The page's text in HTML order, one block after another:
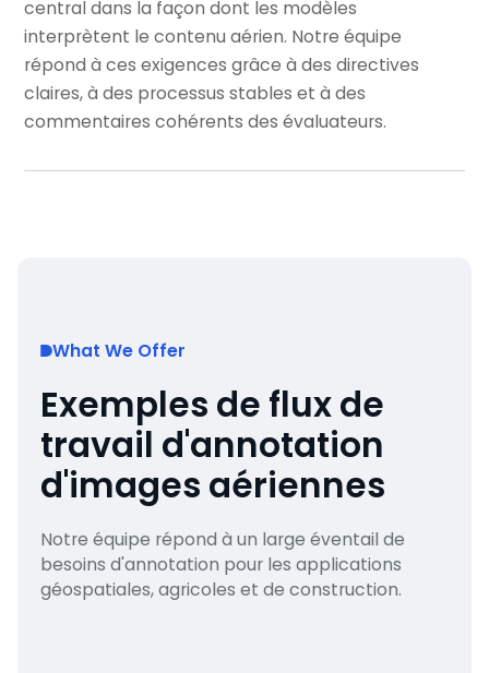
central dans la façon dont les modèles
interprètent le contenu aérien. Notre équipe
répond à ces exigences grâce à des directives
claires, à des processus stables et à des
commentaires cohérents des évaluateurs.
What We Offer
Exemples de flux de
travail d'annotation
d'images aériennes
Notre équipe répond à un large éventail de
besoins d'annotation pour les applications
géospatiales, agricoles et de construction.